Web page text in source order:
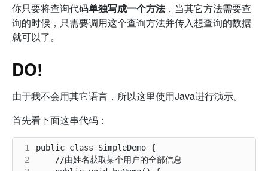
你只要将查询代码单独写成一个方法，当其它方法需要查
询的时候，只需要调用这个查询方法并传入想查询的数据
就可以了。
DO!
由于我不会用其它语言，所以这里使用Java进行演示。
首先看下面这串代码：
1
2